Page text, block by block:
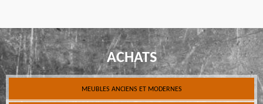
ACHATS
MEUBLES ANCIENS ET MODERNES